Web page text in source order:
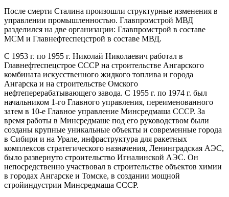
После смерти Сталина произошли структурные изменения в
управлении промышленностью. Главпромстрой МВД
разделился на две организации: Главпромстрой в составе
МСМ и Главнефтеспецстрой в составе МВД.
С 1953 г. по 1955 г. Николай Николаевич работал в
Главнефтеспецстрое СССР на строительстве Ангарского
комбината искусственного жидкого топлива и города
Ангарска и на строительстве Омского
нефтеперерабатывающего завода. С 1955 г. по 1974 г. был
начальником 1-го Главного управления, переименованного
затем в 10-е Главное управление Минсредмаша СССР. За
время работы в Минсредмаше под его руководством были
созданы крупные уникальные объекты и современные города
в Сибири и на Урале, инфраструктура для ракетных
комплексов стратегического назначения, Ленинградская АЭС,
было развернуто строительство Игналинской АЭС. Он
непосредственно участвовал в строительстве объектов химии
в городах Ангарске и Томске, в создании мощной
стройиндустрии Минсредмаша СССР.